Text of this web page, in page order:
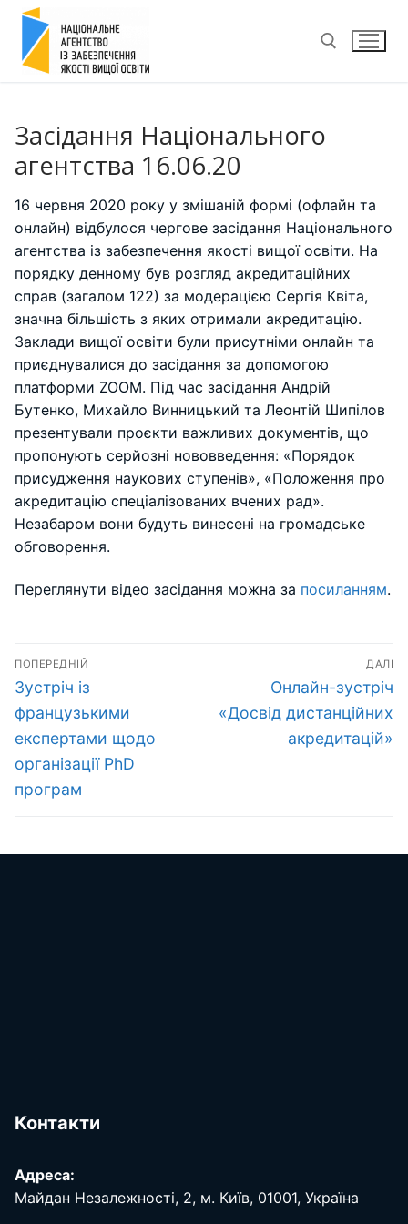
Перейти
вмісту
Засідання Національного
агентства 16.06.20
16 червня 2020 року у змішаній формі (офлайн та
онлайн) відбулося чергове засідання Національного
агентства із забезпечення якості вищої освіти. На
порядку денному був розгляд акредитаційних
справ (загалом 122) за модерацією Сергія Квіта,
значна більшість з яких отримали акредитацію.
Заклади вищої освіти були присутніми онлайн та
приєднувалися до засідання за допомогою
платформи ZOOM. Під час засідання Андрій
Бутенко, Михайло Винницький та Леонтій Шипілов
презентували проєкти важливих документів, що
пропонують серйозні нововведення: «Порядок
присудження наукових ступенів», «Положення про
акредитацію спеціалізованих вчених рад».
Незабаром вони будуть винесені на громадське
обговорення.
Переглянути відео засідання можна за посиланням.
Навігація
записів
ПОПЕРЕДНІЙ
Попередній
запис:
Зустріч із
французькими
експертами щодо
організації PhD
програм
ДАЛІ
Наступний
запис:
Онлайн-зустріч
«Досвід дистанційних
акредитацій»
Контакти
Адреса:
Майдан Незалежності, 2, м. Київ, 01001, Україна